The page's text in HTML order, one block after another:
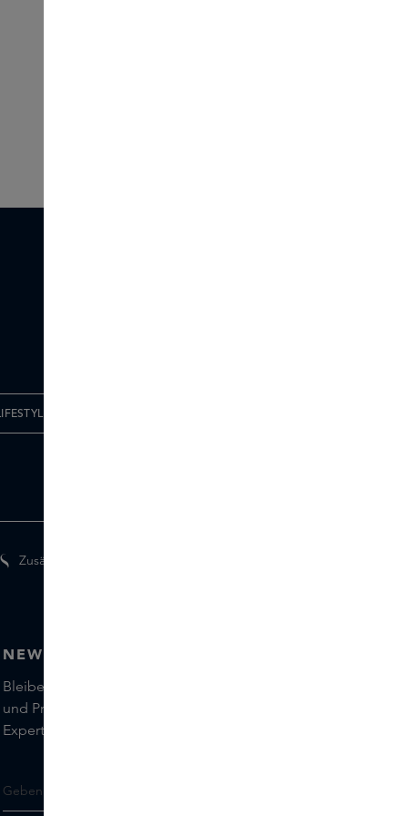
Zusätzliche Geschenke für Mitglieder
NEWSLETTER
Bleiben Sie auf dem Laufenden über die neuesten Marken
und Produkte und holen Sie sich Tipps von unseren Skins
Experts.